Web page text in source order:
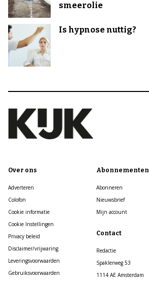
smeerolie
Is hypnose nuttig?
Over ons
Adverteren
Colofon
Cookie informatie
Cookie Instellingen
Privacy beleid
Disclaimer/vrijwaring
Leveringsvoorwaarden
Gebruiksvoorwaarden
Abonnementen
Abonneren
Nieuwsbrief
Mijn account
Contact
Redactie
Spaklerweg 53
1114 AE Amsterdam